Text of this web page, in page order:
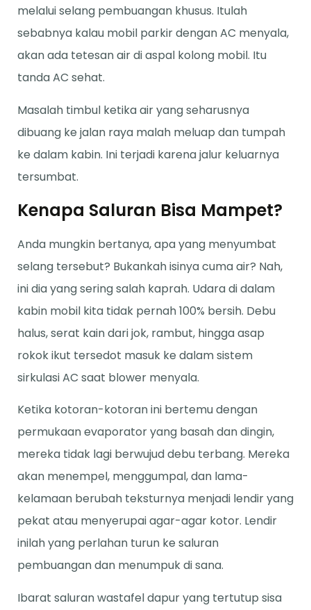
melalui selang pembuangan khusus. Itulah
sebabnya kalau mobil parkir dengan AC menyala,
akan ada tetesan air di aspal kolong mobil. Itu
tanda AC sehat.
Masalah timbul ketika air yang seharusnya
dibuang ke jalan raya malah meluap dan tumpah
ke dalam kabin. Ini terjadi karena jalur keluarnya
tersumbat.
Kenapa Saluran Bisa Mampet?
Anda mungkin bertanya, apa yang menyumbat
selang tersebut? Bukankah isinya cuma air? Nah,
ini dia yang sering salah kaprah. Udara di dalam
kabin mobil kita tidak pernah 100% bersih. Debu
halus, serat kain dari jok, rambut, hingga asap
rokok ikut tersedot masuk ke dalam sistem
sirkulasi AC saat blower menyala.
Ketika kotoran-kotoran ini bertemu dengan
permukaan evaporator yang basah dan dingin,
mereka tidak lagi berwujud debu terbang. Mereka
akan menempel, menggumpal, dan lama-
kelamaan berubah teksturnya menjadi lendir yang
pekat atau menyerupai agar-agar kotor. Lendir
inilah yang perlahan turun ke saluran
pembuangan dan menumpuk di sana.
Ibarat saluran wastafel dapur yang tertutup sisa